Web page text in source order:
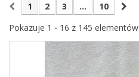
1 2 3 ...
10
Pokazuje 1 - 16 z 145 elementów